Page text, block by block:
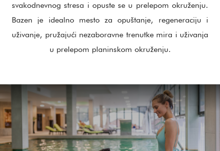
svakodnevnog stresa i opuste se u prelepom okruženju.
Bazen je idealno mesto za opuštanje, regeneraciju i
uživanje, pružajući nezaboravne trenutke mira i uživanja
u prelepom planinskom okruženju.